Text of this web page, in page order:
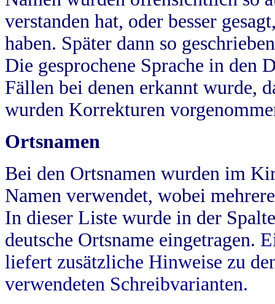
verstanden hat, oder besser
haben. Später dann so
Die gesprochene Sprache in
Fällen bei denen erkannt wurde,
wurden Korrekturen
Ortsnamen
Bei den Ortsnamen wurden im
Namen verwendet, wobei
In dieser Liste wurde in der
deutsche Ortsname eingetragen.
liefert zusätzliche Hinweise zu
verwendeten Schreibvarianten.